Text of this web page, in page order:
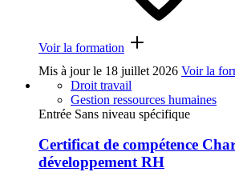
Voir la formation
Mis à jour le 18 juillet 2026 Voir la
Droit travail
Gestion ressources humaines
Entrée Sans niveau spécifique
Certificat de compétence
développement RH